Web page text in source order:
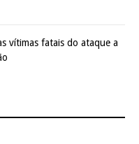
vítimas fatais do ataque a